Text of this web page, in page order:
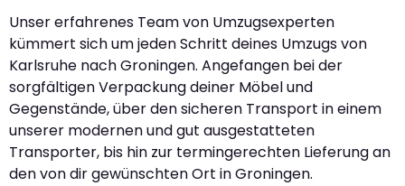
Unser erfahrenes Team von Umzugsexperten
kümmert sich um jeden Schritt deines Umzugs von
Karlsruhe nach Groningen. Angefangen bei der
sorgfältigen Verpackung deiner Möbel und
Gegenstände, über den sicheren Transport in einem
unserer modernen und gut ausgestatteten
Transporter, bis hin zur termingerechten Lieferung an
den von dir gewünschten Ort in Groningen.